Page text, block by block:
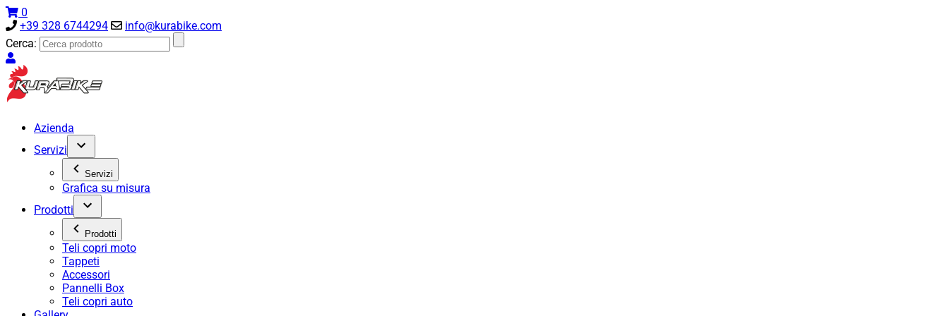
0
+39 328 6744294
info@kurabike.com
Cerca:
Azienda
Servizi
Servizi
Grafica su misura
Prodotti
Prodotti
Teli copri moto
Tappeti
Accessori
Pannelli Box
Teli copri auto